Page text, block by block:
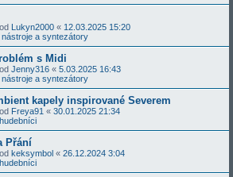
Lukyn2000 « 12.03.2025 15:20
nástroje a syntezátory
s Midi
Jenny316 « 5.03.2025 16:43
nástroje a syntezátory
kapely inspirované Severem
Freya91 « 30.01.2025 21:34
Přání
keksymbol « 26.12.2024 3:04